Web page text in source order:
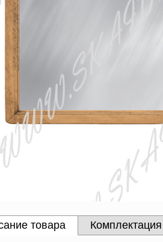
товара Комплектация